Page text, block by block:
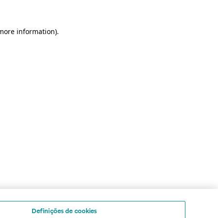
information).
Definições de cookies